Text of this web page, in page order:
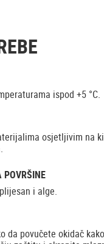
ispod +5 °C.
osjetljivim na
POVRŠINE
i alge.
da povučete okidač